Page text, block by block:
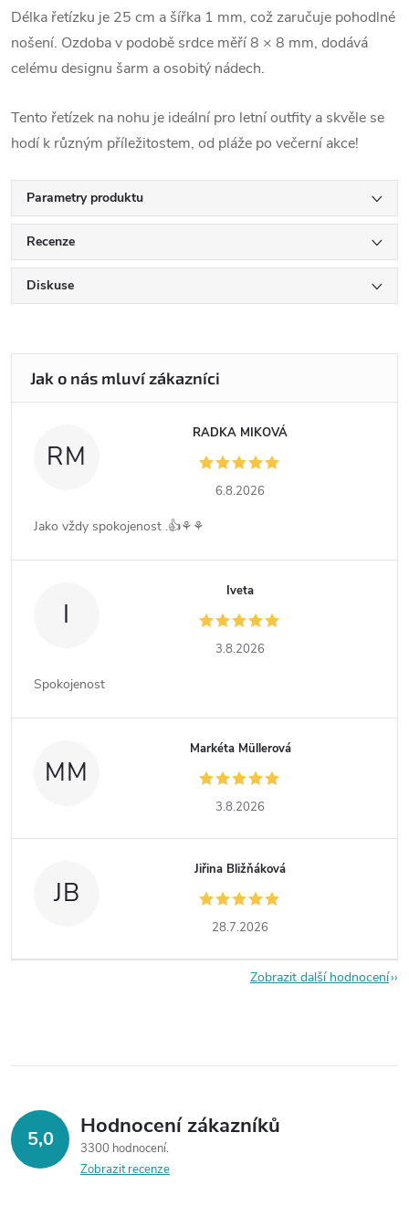
Délka řetízku je 25 cm a šířka 1 mm, což zaručuje pohodlné
nošení. Ozdoba v podobě srdce měří 8 × 8 mm, dodává
celému designu šarm a osobitý nádech.
Tento řetízek na nohu je ideální pro letní outfity a skvěle se
hodí k různým příležitostem, od pláže po večerní akce!
Parametry produktu
Recenze
Diskuse
RM
RADKA MIKOVÁ
6.8.2026
Jako vždy spokojenost .👍⚘️⚘️
I
Iveta
3.8.2026
Spokojenost
MM
Markéta Müllerová
3.8.2026
JB
Jiřina Bližňáková
28.7.2026
Zobrazit další hodnocení
5,0 Hodnocení zákazníků
3300 hodnocení
Zobrazit recenze